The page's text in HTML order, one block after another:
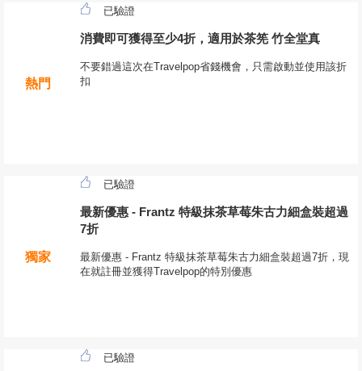
熱門
已驗證
消費即可獲得至少4折，適用於茶筅 竹全堂真
不要錯過這次在Travelpop省錢機會，只需啟動並使用該折
扣
獨家
已驗證
最新優惠 - Frantz 特級抹茶草莓朱古力細盒裝超過
7折
最新優惠 - Frantz 特級抹茶草莓朱古力細盒裝超過7折，現
在就註冊並獲得Travelpop的特別優惠
已驗證